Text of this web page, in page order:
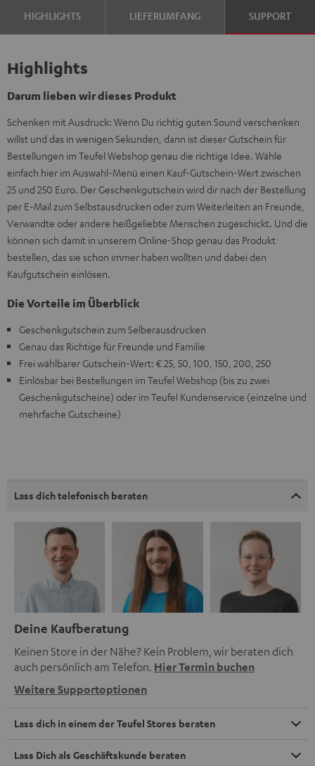
HIGHLIGHTS LIEFERUMFANG SUPPORT
Highlights
Darum lieben wir dieses Produkt
Schenken mit Ausdruck: Wenn Du richtig guten Sound verschenken
willst und das in wenigen Sekunden, dann ist dieser Gutschein für
Bestellungen im Teufel Webshop genau die richtige Idee. Wähle
einfach hier im Auswahl-Menü einen Kauf-Gutschein-Wert zwischen
25 und 250 Euro. Der Geschenkgutschein wird dir nach der Bestellung
per E-Mail zum Selbstausdrucken oder zum Weiterleiten an Freunde,
Verwandte oder andere heißgeliebte Menschen zugeschickt. Und die
können sich damit in unserem Online-Shop genau das Produkt
bestellen, das sie schon immer haben wollten und dabei den
Kaufgutschein einlösen.
Die Vorteile im Überblick
Geschenkgutschein zum Selberausdrucken
Genau das Richtige für Freunde und Familie
Frei wählbarer Gutschein-Wert: € 25, 50, 100, 150, 200, 250
Einlösbar bei Bestellungen im Teufel Webshop (bis zu zwei
Geschenkgutscheine) oder im Teufel Kundenservice (einzelne und
mehrfache Gutscheine)
Lass dich telefonisch beraten
Deine Kaufberatung
Keinen Store in der Nähe? Kein Problem, wir beraten dich
auch persönlich am Telefon. Hier Termin buchen
Weitere Supportoptionen
Lass dich in einem der Teufel Stores beraten
Lass Dich als Geschäftskunde beraten